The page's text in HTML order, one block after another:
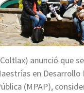
anunció que
en
(MPAP),